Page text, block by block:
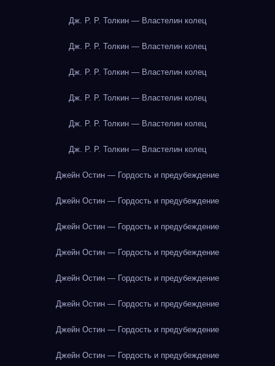
Дж. Р. Р. Толкин — Властелин колец
Дж. Р. Р. Толкин — Властелин колец
Дж. Р. Р. Толкин — Властелин колец
Дж. Р. Р. Толкин — Властелин колец
Дж. Р. Р. Толкин — Властелин колец
Дж. Р. Р. Толкин — Властелин колец
Джейн Остин — Гордость и предубеждение
Джейн Остин — Гордость и предубеждение
Джейн Остин — Гордость и предубеждение
Джейн Остин — Гордость и предубеждение
Джейн Остин — Гордость и предубеждение
Джейн Остин — Гордость и предубеждение
Джейн Остин — Гордость и предубеждение
Джейн Остин — Гордость и предубеждение